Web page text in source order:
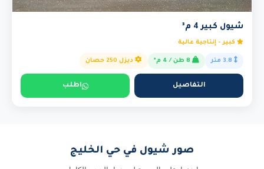
شيول كبير 4 م³
كبير - إنتاجية عالية
ديزل 250 حصان
التفاصيل اطلب
صور شيول في حي الخليج